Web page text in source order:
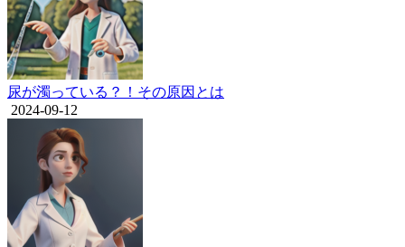
尿が濁っている？！その原因とは
2024-09-12